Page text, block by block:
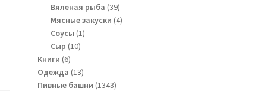
товара
Вяленая рыба 3939
товаров
Мясные закуски 44
Соусы 11
Сыр 1010
Книги 66
товаров
Одежда 1313
товаров
Пивные башни 13431343